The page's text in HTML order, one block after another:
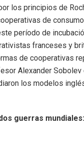
los principios de
de
período de
franceses y
de cooperativas
Alexander Sobolev
los modelos
guerras